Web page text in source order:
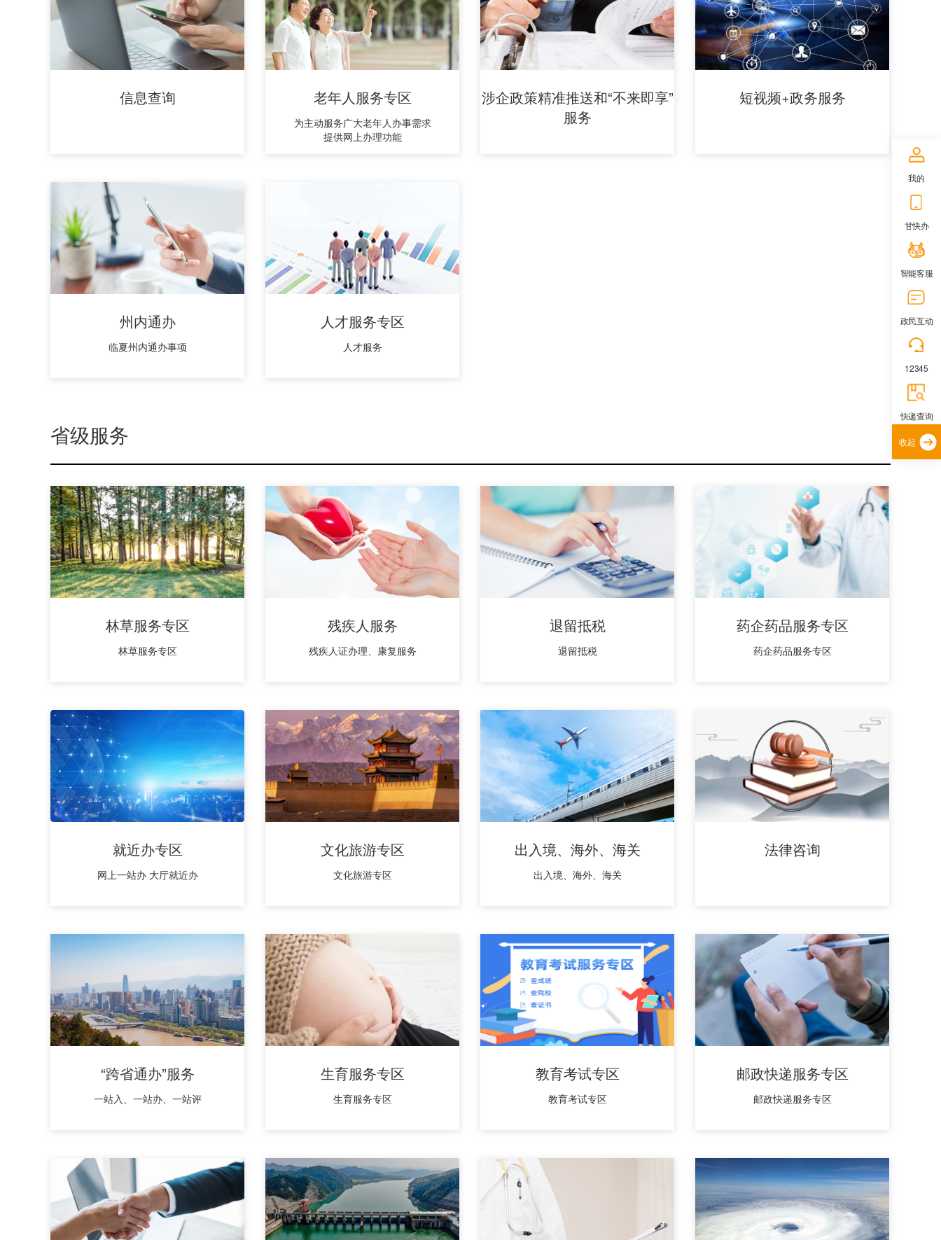
信息查询 老年人服务专区
为主动服务广大老年人办事需求
提供网上办理功能
涉企政策精准推送和“不来即享”
服务
短视频+政务服务
州内通办
临夏州内通办事项
人才服务专区
人才服务
省级服务
林草服务专区
林草服务专区
残疾人服务
残疾人证办理、康复服务
退留抵税
退留抵税
药企药品服务专区
药企药品服务专区
就近办专区
网上一站办 大厅就近办
文化旅游专区
文化旅游专区
出入境、海外、海关
出入境、海外、海关
法律咨询
“跨省通办”服务
一站入、一站办、一站评
生育服务专区
生育服务专区
教育考试专区
教育考试专区
邮政快递服务专区
邮政快递服务专区
我的
甘快办
智能客服
政民互动
12345
快递查询
收起